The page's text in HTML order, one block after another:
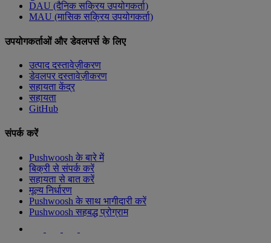
DAU (दैनिक सक्रिय उपयोगकर्ता)
MAU (मासिक सक्रिय उपयोगकर्ता)
उपयोगकर्ताओं और डेवलपर्स के लिए
उत्पाद दस्तावेज़ीकरण
डेवलपर दस्तावेज़ीकरण
सहायता केंद्र
सहायता
GitHub
संपर्क करें
Pushwoosh के बारे में
बिक्री से संपर्क करें
सहायता से बात करें
मूल्य निर्धारण
Pushwoosh के साथ भागीदारी करें
Pushwoosh सहबद्ध प्रोग्राम